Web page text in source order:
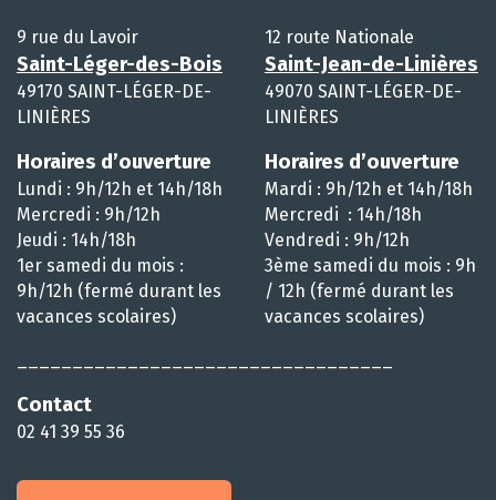
9 rue du Lavoir
Saint-Léger-des-Bois
49170 SAINT-LÉGER-DE-
LINIÈRES
Horaires d’ouverture
Lundi : 9h/12h et 14h/18h
Mercredi : 9h/12h
Jeudi : 14h/18h
1er samedi du mois :
9h/12h (fermé durant les
vacances scolaires)
Contact
02 41 39 55 36
12 route Nationale
Saint-Jean-de-Linières
49070 SAINT-LÉGER-DE-
LINIÈRES
Horaires d’ouverture
Mardi : 9h/12h et 14h/18h
Mercredi : 14h/18h
Vendredi : 9h/12h
3ème samedi du mois : 9h
/ 12h (fermé durant les
vacances scolaires)